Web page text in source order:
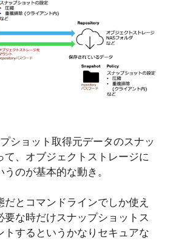
ショット取得元データのスナッ
て、オブジェクトストレージに
のが基本的な動き。
だとコマンドラインでしか使え
要な時だけスナップショットス
トするというかなりセキュアな